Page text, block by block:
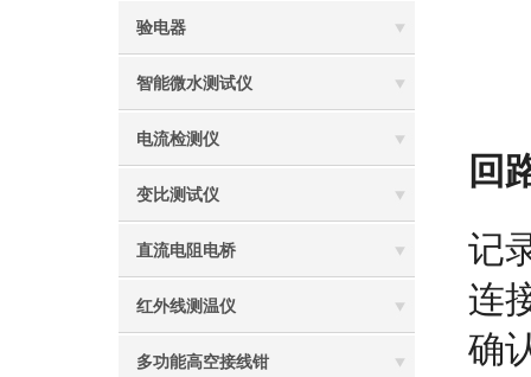
验电器
智能微水测试仪
电流检测仪
变比测试仪
直流电阻电桥
红外线测温仪
多功能高空接线钳
回
记
连
确